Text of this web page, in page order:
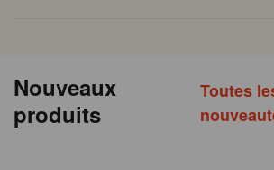
Nouveaux
produits
Toutes